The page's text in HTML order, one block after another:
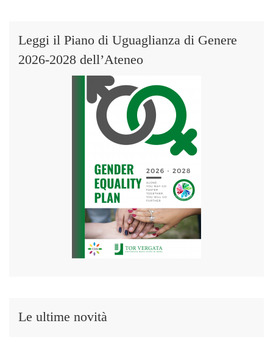
Leggi il Piano di Uguaglianza di Genere
2026-2028 dell’Ateneo
Le ultime novità